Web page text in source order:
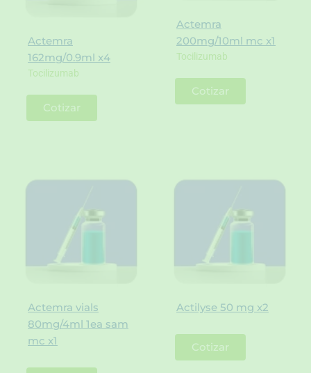
Actemra
162mg/0.9ml x4
Tocilizumab
Cotizar
Actemra
200mg/10ml mc x1
Tocilizumab
Cotizar
Actemra vials
80mg/4ml 1ea sam
mc x1
Actilyse 50 mg x2
Cotizar